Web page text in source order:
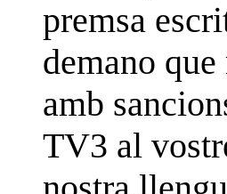
premsa
demano
amb
TV3 al